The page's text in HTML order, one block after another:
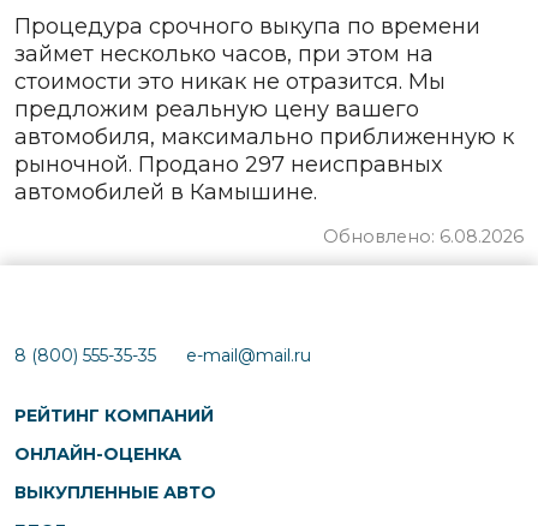
Процедура срочного выкупа по времени
займет несколько часов, при этом на
стоимости это никак не отразится. Мы
предложим реальную цену вашего
автомобиля, максимально приближенную к
рыночной. Продано 297 неисправных
автомобилей в Камышине.
Обновлено: 6.08.2026
РЕЙТИНГ КОМПАНИЙ
ОНЛАЙН-ОЦЕНКА
ВЫКУПЛЕННЫЕ АВТО
8 (800) 555-35-35 e-mail@mail.ru